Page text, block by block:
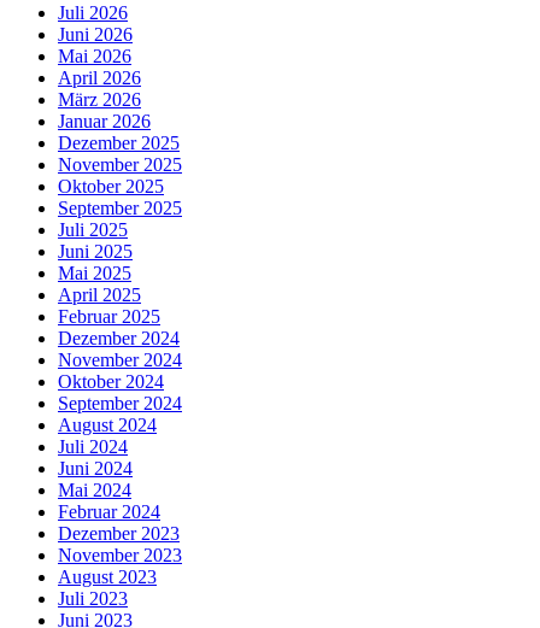
Juli 2026
Juni 2026
Mai 2026
April 2026
März 2026
Januar 2026
Dezember 2025
November 2025
Oktober 2025
September 2025
Juli 2025
Juni 2025
Mai 2025
April 2025
Februar 2025
Dezember 2024
November 2024
Oktober 2024
September 2024
August 2024
Juli 2024
Juni 2024
Mai 2024
Februar 2024
Dezember 2023
November 2023
August 2023
Juli 2023
Juni 2023